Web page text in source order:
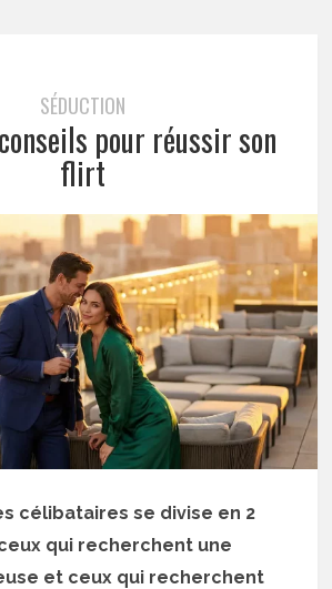
SÉDUCTION
pour réussir son
flirt
célibataires se divise en 2
qui recherchent une
et ceux qui recherchent